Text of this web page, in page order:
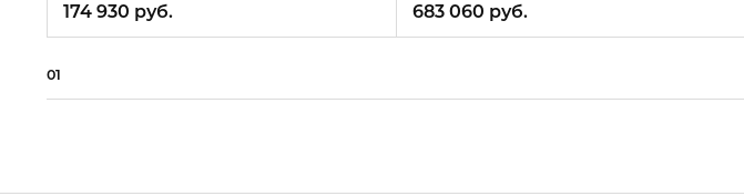
174 930 руб. 683 060 руб.
01